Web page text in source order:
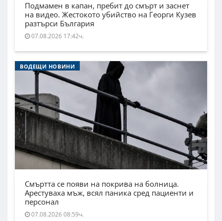
Подмамен в капан, пребит до смърт и заснет
на видео. Жестокото убийство на Георги Кузев
разтърси България
07.08.2026 17:42ч.
ВОДЕЩИ НОВИНИ
Смъртта се появи на покрива на болница.
Арестуваха мъж, всял паника сред пациенти и
персонал
07.08.2026 08:59ч.